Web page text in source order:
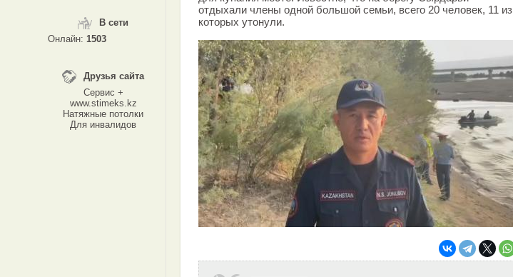
В сети
Онлайн: 1503
Друзья сайта
Сервис +
www.stimeks.kz
Натяжные потолки
Для инвалидов
отдыхали члены одной большой семьи, всего 20 человек, 11 из
которых утонули.